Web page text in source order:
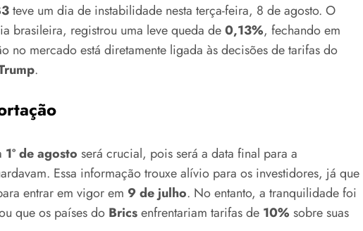
teve um dia de instabilidade nesta terça-feira, 8 de agosto. O
brasileira, registrou uma leve queda de0,13%, fechando em
no mercado está diretamente ligada às decisões de tarifas do
.
1º de agosto será crucial, pois será a data final para a
Essa informação trouxe alívio para os investidores, já que
entrar em vigor em 9 de julho. No entanto, a tranquilidade foi
que os países do Bricsenfrentariam tarifas de 10% sobre suas